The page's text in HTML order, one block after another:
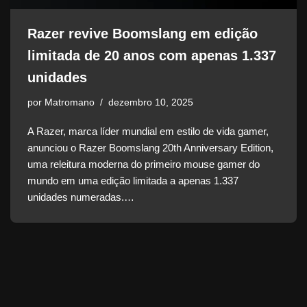
Razer revive Boomslang em edição
limitada de 20 anos com apenas 1.337
unidades
por Matromano dezembro 10, 2025
A Razer, marca líder mundial em estilo de vida gamer,
anunciou o Razer Boomslang 20th Anniversary Edition,
uma releitura moderna do primeiro mouse gamer do
mundo em uma edição limitada a apenas 1.337
unidades numeradas.…